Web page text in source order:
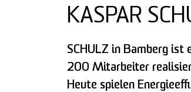
KASPAR
SCHULZ in Bamberg
200 Mitarbeiter
Heute spielen